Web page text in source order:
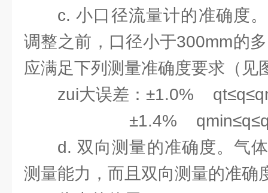
c. 小口径流量计的准确度
调整之前，口径小于300mm的
应满足下列测量准确度要求（见
zui大误差：±1.0%
±1.4%
d. 双向测量的准确度。气
测量能力，而且双向测量的准确